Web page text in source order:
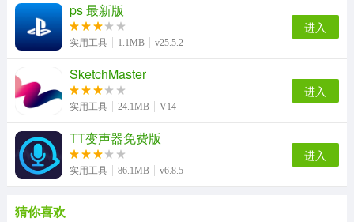
ps 最新版
实用工具 1.1MB v25.5.2
进入
SketchMaster
实用工具 24.1MB V14
进入
TT变声器免费版
实用工具 86.1MB v6.8.5
进入
猜你喜欢